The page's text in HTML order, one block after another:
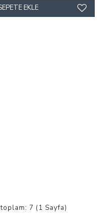
EKLE
7 (1 Sayfa)